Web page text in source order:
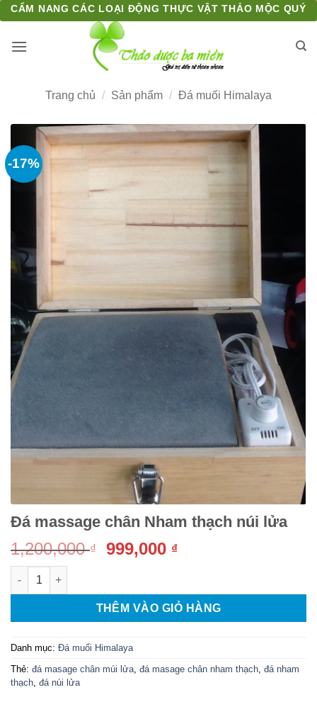
Bỏ
qua
nội
CẨM NANG CÁC LOẠI ĐỘNG THỰC VẬT THẢO MỘC QUÝ
Trang chủ / Sản phẩm / Đá muối Himalaya
-17%
Đá massage chân Nham thạch núi lửa
1,200,000₫
Giá
1,200,000 ₫.
999,000 ₫Giá
là:
999,000 ₫.
THÊM VÀO GIỎ HÀNG
Danh mục: Đá muối Himalaya
Thẻ: đá masage chân múi lửa đá masage chân nham thạch đá nham
thạch đá núi lửa